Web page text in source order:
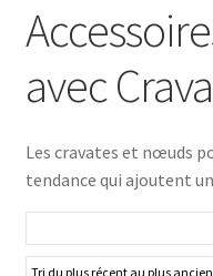
BOUCLE, NOEUD ET
VENTES
avec
Les cravates et nœuds
tendance qui ajoutent
votre animal de
chien.ca, vous
comprenant ces